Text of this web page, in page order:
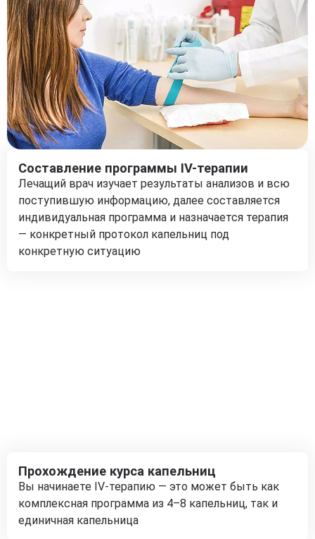
Составление программы IV-терапии
Лечащий врач изучает результаты анализов и всю
поступившую информацию, далее составляется
индивидуальная программа и назначается терапия
— конкретный протокол капельниц под
конкретную ситуацию
Прохождение курса капельниц
Вы начинаете IV-терапию — это может быть как
комплексная программа из 4–8 капельниц, так и
единичная капельница